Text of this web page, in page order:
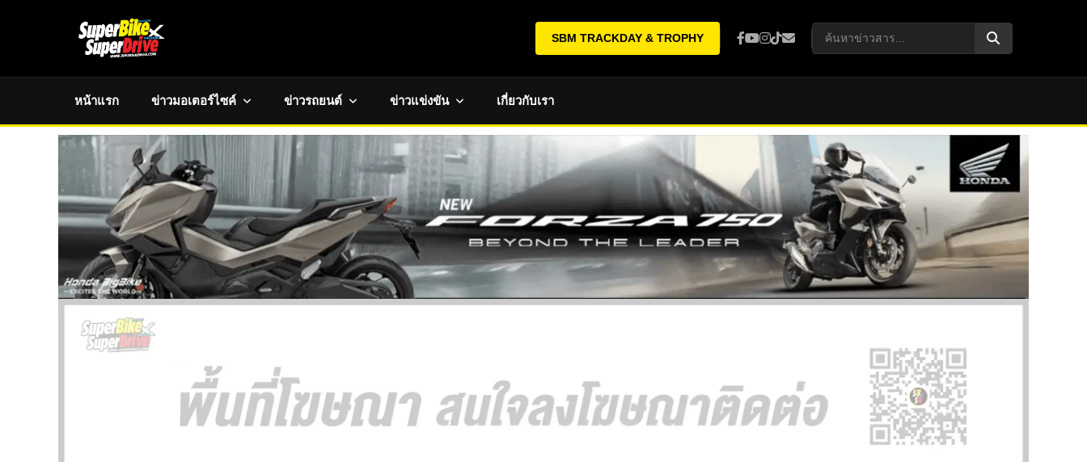
SBM TRACKDAY & TROPHY
หน้าแรก ข่าวมอเตอร์ไซค์ ข่าวรถยนต์ ข่าวแข่งขัน เกี่ยวกับเรา